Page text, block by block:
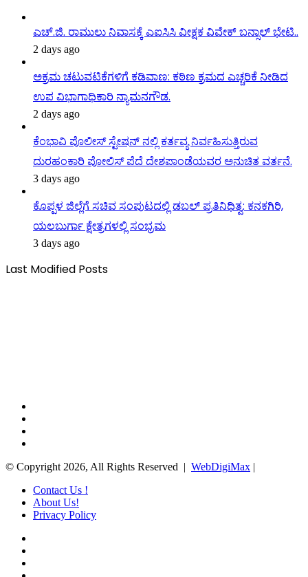
ಎಚ್.ಜಿ. ರಾಮುಲು ನಿವಾಸಕ್ಕೆ ಎಐಸಿಸಿ ವೀಕ್ಷಕ ವಿವೇಕ್ ಬನ್ಸಾಲ್ ಭೇಟಿ..
2 days ago
ಅಕ್ರಮ ಚಟುವಟಿಕೆಗಳಿಗೆ ಕಡಿವಾಣ: ಕಠಿಣ ಕ್ರಮದ ಎಚ್ಚರಿಕೆ ನೀಡಿದ
ಉಪ ವಿಭಾಗಾಧಿಕಾರಿ ನ್ಯಾಮನಗೌಡ.
2 days ago
ಕೆಂಭಾವಿ ಪೊಲೀಸ್ ಸ್ಟೇಷನ್ ನಲ್ಲಿ ಕರ್ತವ್ಯ ನಿರ್ವಹಿಸುತ್ತಿರುವ
ದುರಹಂಕಾರಿ ಪೋಲಿಸ್ ಪೆದೆ ದೇಶಪಾಂಡೆಯವರ ಅನುಚಿತ ವರ್ತನೆ.
3 days ago
ಕೊಪ್ಪಳ ಜಿಲ್ಲೆಗೆ ಸಚಿವ ಸಂಪುಟದಲ್ಲಿ ಡಬಲ್ ಪ್ರತಿನಿಧಿತ್ವ: ಕನಕಗಿರಿ,
ಯಲಬುರ್ಗಾ ಕ್ಷೇತ್ರಗಳಲ್ಲಿ ಸಂಭ್ರಮ
3 days ago
Last Modified Posts
© Copyright 2026, All Rights Reserved | WebDigiMax |
Contact Us !
About Us!
Privacy Policy